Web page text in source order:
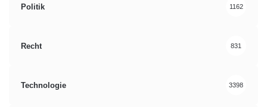
Politik 1162
Recht 831
Technologie 3398